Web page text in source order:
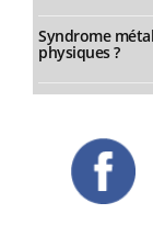
Syndrome
physiques ?